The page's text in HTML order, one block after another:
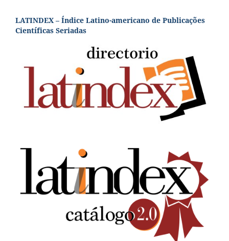
LATINDEX – Índice Latino-americano de Publicações
Científicas Seriadas